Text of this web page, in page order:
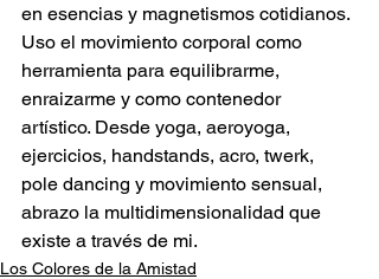
en esencias y magnetismos cotidianos.
Uso el movimiento corporal como
herramienta para equilibrarme,
enraizarme y como contenedor
artístico. Desde yoga, aeroyoga,
ejercicios, handstands, acro, twerk,
pole dancing y movimiento sensual,
abrazo la multidimensionalidad que
existe a través de mi.
Los Colores de la Amistad